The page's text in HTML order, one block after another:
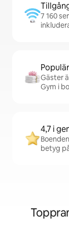
7 160
Gäster
Gym i
4,7 i
betyg